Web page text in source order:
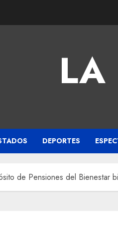
DEPORTES
de Pensiones del Bienestar